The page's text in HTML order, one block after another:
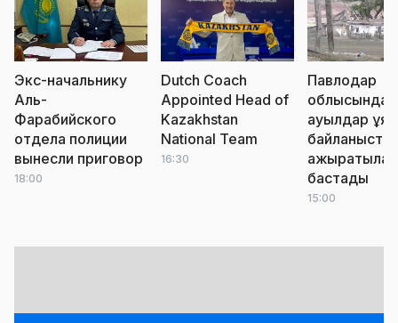
Экс-начальнику
Аль-
Фарабийского
отдела полиции
вынесли приговор
18:00
Dutch Coach
Appointed Head of
Kazakhstan
National Team
16:30
Павлодар
облысында
ауылдар
байланыстан
ажыратыла
бастады
15:00